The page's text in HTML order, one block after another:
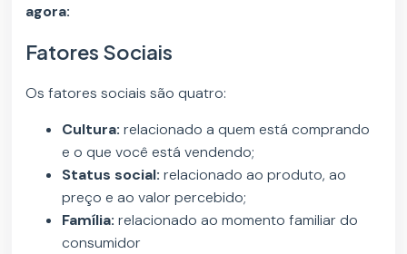
agora:
Fatores Sociais
Os fatores sociais são quatro:
Cultura:relacionado a quem está comprando
e o que você está vendendo;
Status social: relacionado ao produto, ao
preço e ao valor percebido;
Família:relacionado ao momento familiar do
consumidor